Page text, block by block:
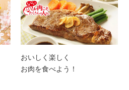
おいしく楽しく
お肉を食べよう！